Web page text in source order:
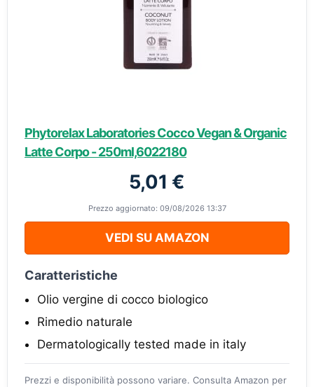
Phytorelax Laboratories Cocco Vegan & Organic
Latte Corpo - 250ml,6022180
5,01 €
Prezzo aggiornato: 09/08/2026 13:37
VEDI SU AMAZON
Caratteristiche
Olio vergine di cocco biologico
Rimedio naturale
Dermatologically tested made in italy
Prezzi e disponibilità possono variare. Consulta Amazon per